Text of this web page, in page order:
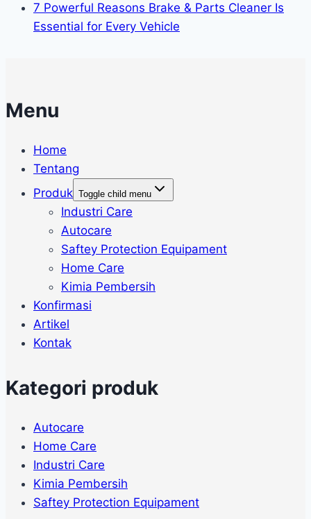
7 Powerful Reasons Brake & Parts Cleaner Is
Essential for Every Vehicle
Menu
Home
Tentang
Produk Toggle child menu
Industri Care
Autocare
Saftey Protection Equipament
Home Care
Kimia Pembersih
Konfirmasi
Artikel
Kontak
Kategori produk
Autocare
Home Care
Industri Care
Kimia Pembersih
Saftey Protection Equipament